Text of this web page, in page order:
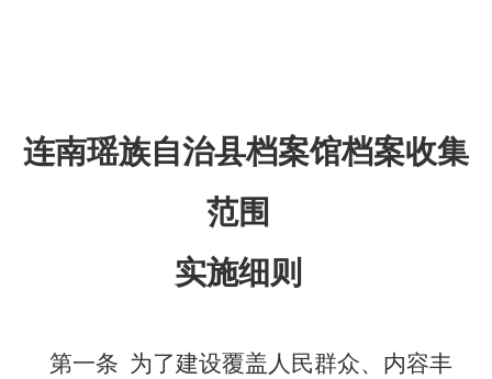
连南瑶族自治县档案馆档案收集
范围
实施细则
第一条 为了建设覆盖人民群众、内容丰